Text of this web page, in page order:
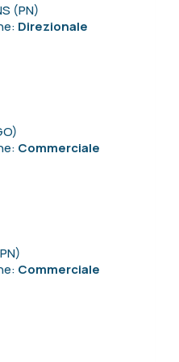
(PN)
Direzionale
Commerciale
Commerciale